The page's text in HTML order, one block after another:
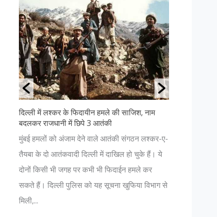
में लश्कर के फिदायीन हमले की साजिश, नाम
राजधानी में छिपे 3 आतंकी
हमलों को अंजाम देने वाले आतंकी संगठन लश्कर-ए-
के दो आतंकवादी दिल्ली में दाखिल हो चुके हैं। ये
किसी भी जगह पर कभी भी फिदाईन हमले कर
हैं। दिल्ली पुलिस को यह सूचना खुफिया विभाग से
उत्तराखंड की ११
हैं, तो आपको भी एक
चाहिए। यहाँ आपको
भगवान में हो...